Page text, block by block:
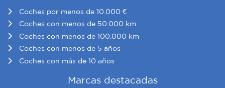
Coches por menos de 10.000 €
Coches con menos de 50.000 km
Coches con menos de 100.000 km
Coches con menos de 5 años
Coches con más de 10 años
Marcas destacadas